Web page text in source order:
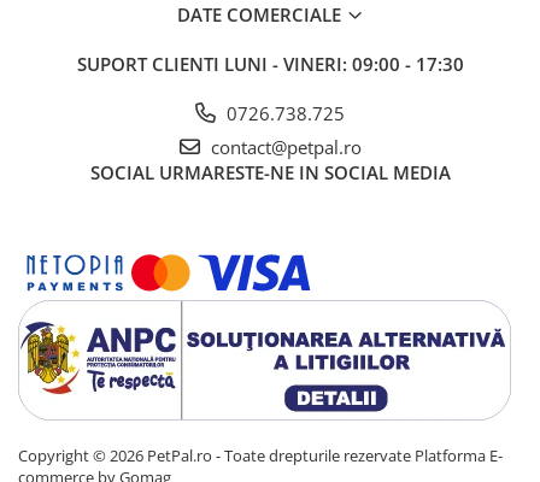
DATE COMERCIALE
SUPORT CLIENTI LUNI - VINERI: 09:00 - 17:30
0726.738.725
contact@petpal.ro
SOCIAL URMARESTE-NE IN SOCIAL MEDIA
Copyright © 2026 PetPal.ro - Toate drepturile rezervate Platforma E-
commerce by Gomag